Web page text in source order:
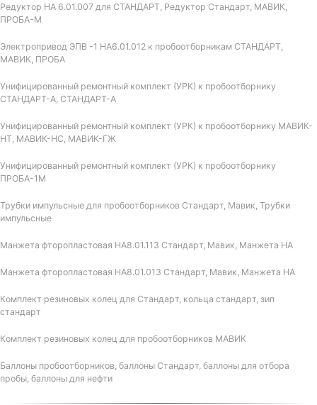
Редуктор НА 6.01.007 для СТАНДАРТ, Редуктор Стандарт, МАВИК,
ПРОБА-М
Электропривод ЭПВ -1 НА6.01.012 к пробоотборникам СТАНДАРТ,
МАВИК, ПРОБА
Унифицированный ремонтный комплект (УРК) к пробоотборнику
СТАНДАРТ-А, СТАНДАРТ-А
Унифицированный ремонтный комплект (УРК) к пробоотборнику МАВИК-
НТ, МАВИК-НС, МАВИК-ГЖ
Унифицированный ремонтный комплект (УРК) к пробоотборнику
ПРОБА-1М
Трубки импульсные для пробоотборников Стандарт, Мавик, Трубки
импульсные
Манжета фторопластовая НА8.01.113 Стандарт, Мавик, Манжета НА
Манжета фторопластовая НА8.01.013 Стандарт, Мавик, Манжета НА
Комплект резиновых колец для Стандарт, кольца стандарт, зип
стандарт
Комплект резиновых колец для пробоотборников МАВИК
Баллоны пробоотборников, баллоны Стандарт, баллоны для отбора
пробы, баллоны для нефти